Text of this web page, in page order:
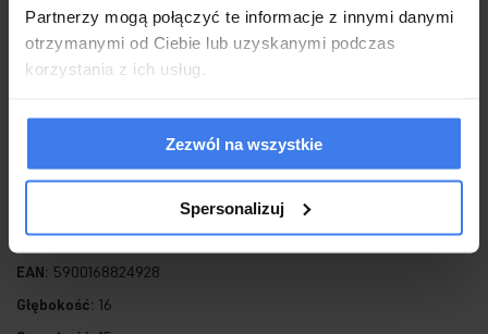
Partnerzy mogą połączyć te informacje z innymi danymi
otrzymanymi od Ciebie lub uzyskanymi podczas
korzystania z ich usług.
Zezwól na wszystkie
Spersonalizuj
Boll świetnie odnajdzie się w nowoczesnej aranżacji.
Źródło światła: 1xx G9 (brak w zestawie)
Szerokość : 2,5 cm
EAN: 5900168824928
Głębokość: 16